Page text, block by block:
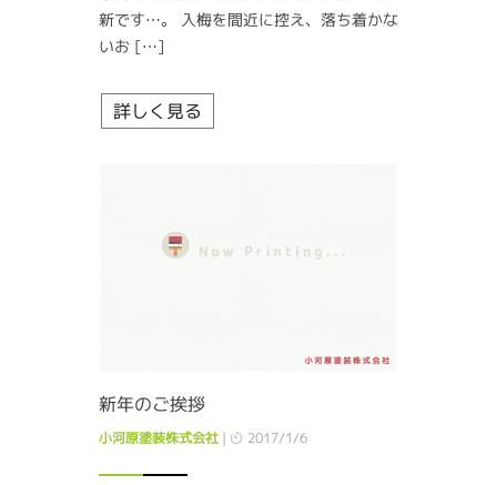
新です…。 入梅を間近に控え、落ち着かな
いお […]
詳しく見る
新年のご挨拶
小河原塗装株式会社 | 2017/1/6